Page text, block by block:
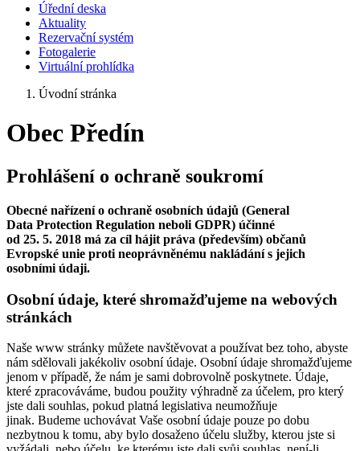
Úřední deska
Aktuality
Rezervační systém
Fotogalerie
Virtuální prohlídka
Úvodní stránka
Obec Předín
Prohlášení o ochraně soukromí
Obecné nařízení o ochraně osobních údajů (General
Data Protection Regulation neboli GDPR) účinné
od 25. 5. 2018 má za cíl hájit práva (především) občanů
Evropské unie proti neoprávněnému nakládání s jejich
osobními údaji.
Osobní údaje, které shromažďujeme na webových
stránkách
Naše www stránky můžete navštěvovat a používat bez toho, abyste
nám sdělovali jakékoliv osobní údaje. Osobní údaje shromažďujeme
jenom v případě, že nám je sami dobrovolně poskytnete. Údaje,
které zpracováváme, budou použity výhradně za účelem, pro který
jste dali souhlas, pokud platná legislativa neumožňuje
jinak. Budeme uchovávat Vaše osobní údaje pouze po dobu
nezbytnou k tomu, aby bylo dosaženo účelu služby, kterou jste si